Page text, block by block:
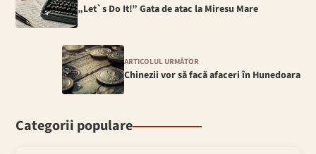
„Let`s Do It!” Gata de atac la Miresu Mare
ARTICOLUL URMĂTOR
Chinezii vor să facă afaceri în Hunedoara
Categorii populare